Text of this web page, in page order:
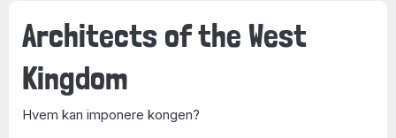
Architects of the West
Kingdom
Hvem kan imponere kongen?